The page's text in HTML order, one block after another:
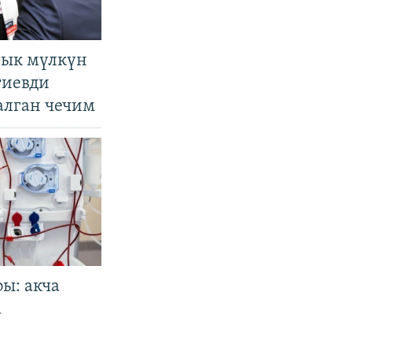
мүлкүн
чечим
акча